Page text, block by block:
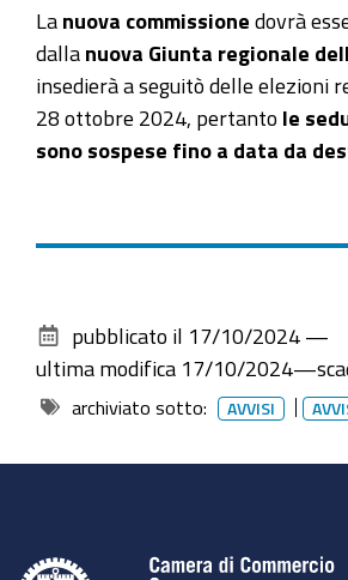
La nuova commissione dovrà
dalla nuova Giunta regionale
insedierà a seguitò delle elezioni
28 ottobre 2024, pertanto le
sono sospese fino a data da
documento
pubblicato il 17/10/2024 —
ultima modifica 17/10/2024—
archiviato sotto: AVVISI